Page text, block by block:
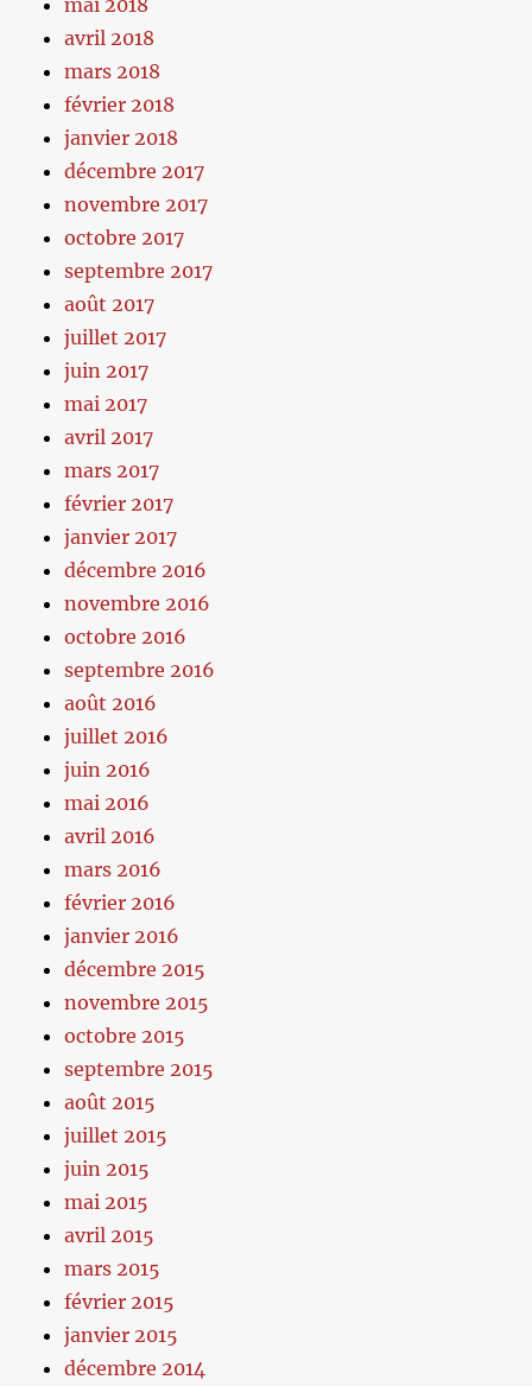
mai 2018
avril 2018
mars 2018
février 2018
janvier 2018
décembre 2017
novembre 2017
octobre 2017
septembre 2017
août 2017
juillet 2017
juin 2017
mai 2017
avril 2017
mars 2017
février 2017
janvier 2017
décembre 2016
novembre 2016
octobre 2016
septembre 2016
août 2016
juillet 2016
juin 2016
mai 2016
avril 2016
mars 2016
février 2016
janvier 2016
décembre 2015
novembre 2015
octobre 2015
septembre 2015
août 2015
juillet 2015
juin 2015
mai 2015
avril 2015
mars 2015
février 2015
janvier 2015
décembre 2014